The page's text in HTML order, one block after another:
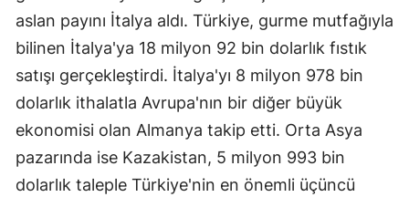
aslan payını İtalya aldı. Türkiye, gurme mutfağıyla
bilinen İtalya'ya 18 milyon 92 bin dolarlık fıstık
satışı gerçekleştirdi. İtalya'yı 8 milyon 978 bin
dolarlık ithalatla Avrupa'nın bir diğer büyük
ekonomisi olan Almanya takip etti. Orta Asya
pazarında ise Kazakistan, 5 milyon 993 bin
dolarlık taleple Türkiye'nin en önemli üçüncü